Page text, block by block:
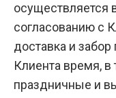
осуществляется
согласованию с
доставка и
Клиента время,
праздничные и